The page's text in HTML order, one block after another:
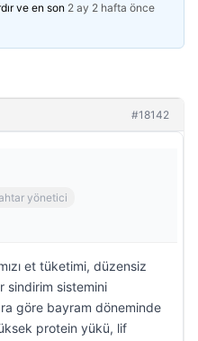
ve en son 2 ay 2 hafta önce
#18142
yönetici
et tüketimi, düzensiz
sindirim sistemini
göre bayram döneminde
protein yükü, lif